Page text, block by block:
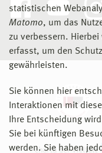
statistischen
Matomo, um das
zu verbessern.
erfasst, um den
gewährleisten.
Sie können hier
Interaktionen mit
Ihre Entscheidung
Sie bei künftigen
werden. Sie haben